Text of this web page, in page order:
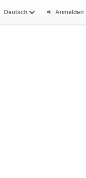
Deutsch Anmelden